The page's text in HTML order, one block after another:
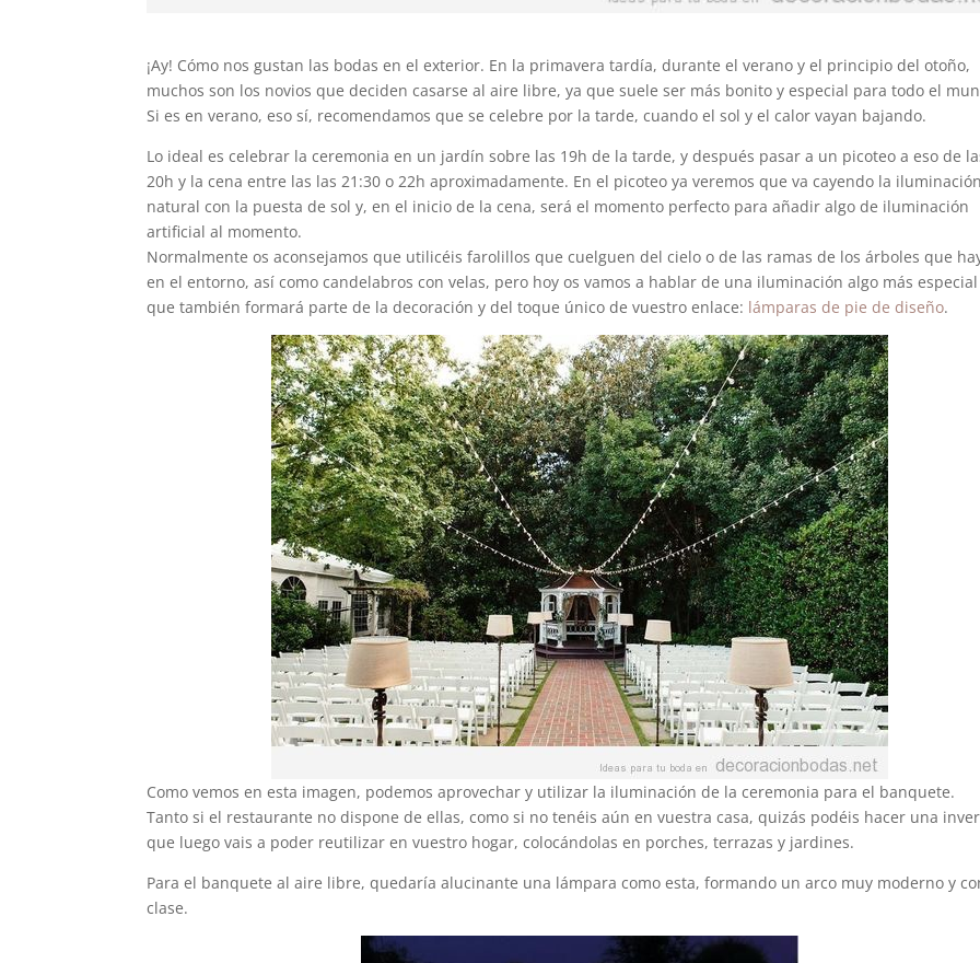
¡Ay! Cómo nos gustan las bodas en el exterior. En la primavera tardía, durante el verano y el principio del otoño,
muchos son los novios que deciden casarse al aire libre, ya que suele ser más bonito y especial para todo el
Si es en verano, eso sí, recomendamos que se celebre por la tarde, cuando el sol y el calor vayan bajando.
Lo ideal es celebrar la ceremonia en un jardín sobre las 19h de la tarde, y después pasar a un picoteo a eso de
20h y la cena entre las las 21:30 o 22h aproximadamente. En el picoteo ya veremos que va cayendo la iluminación
natural con la puesta de sol y, en el inicio de la cena, será el momento perfecto para añadir algo de iluminación
artificial al momento.
Normalmente os aconsejamos que utilicéis farolillos que cuelguen del cielo o de las ramas de los árboles que
en el entorno, así como candelabros con velas, pero hoy os vamos a hablar de una iluminación algo más
que también formará parte de la decoración y del toque único de vuestro enlace: lámparas de pie de diseño.
Como vemos en esta imagen, podemos aprovechar y utilizar la iluminación de la ceremonia para el banquete.
Tanto si el restaurante no dispone de ellas, como si no tenéis aún en vuestra casa, quizás podéis hacer una
que luego vais a poder reutilizar en vuestro hogar, colocándolas en porches, terrazas y jardines.
Para el banquete al aire libre, quedaría alucinante una lámpara como esta, formando un arco muy moderno y
clase.